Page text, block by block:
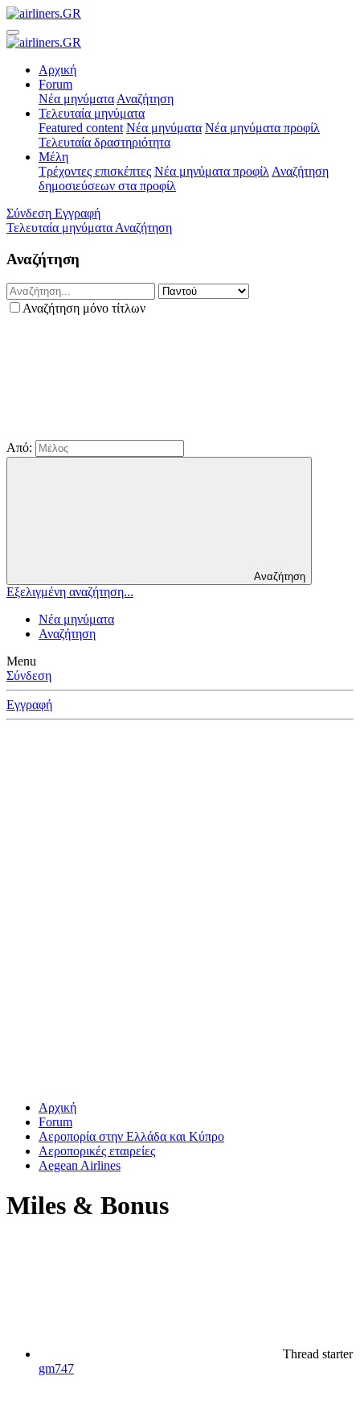
Αρχική
Forum
Νέα μηνύματα Αναζήτηση
Τελευταία μηνύματα
Featured content Νέα μηνύματα Νέα μηνύματα προφίλ
Τελευταία δραστηριότητα
Μέλη
Τρέχοντες επισκέπτες Νέα μηνύματα προφίλ Αναζήτηση
δημοσιεύσεων στα προφίλ
Σύνδεση Εγγραφή
Τελευταία μηνύματα Αναζήτηση
Αναζήτηση
Αναζήτηση μόνο τίτλων
Από:
Αναζήτηση
Εξελιγμένη αναζήτηση...
Νέα μηνύματα
Αναζήτηση
Menu
Σύνδεση
Εγγραφή
Αρχική
Forum
Αεροπορία στην Ελλάδα και Κύπρο
Αεροπορικές εταιρείες
Aegean Airlines
Miles & Bonus
Thread starter
gm747